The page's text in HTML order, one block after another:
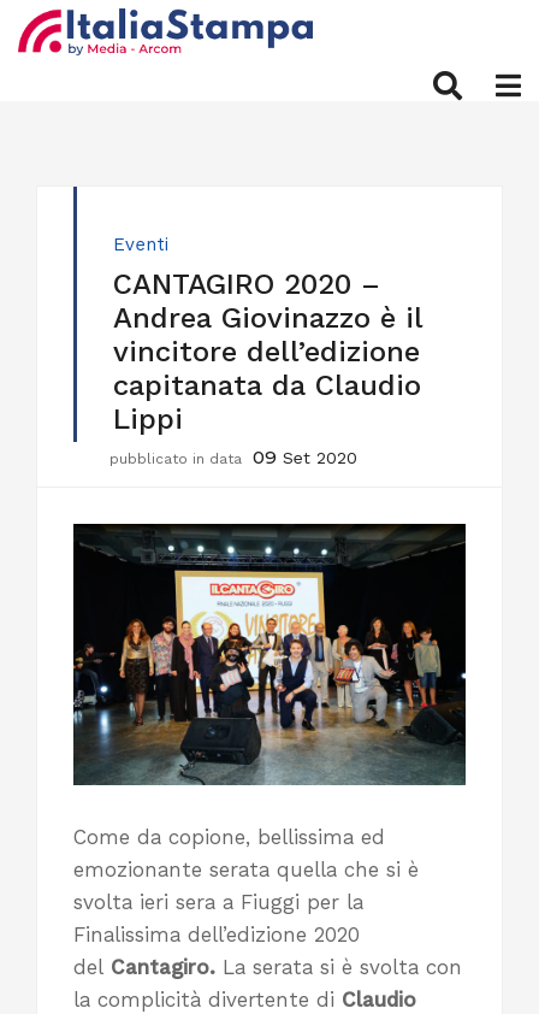
Eventi
CANTAGIRO 2020 –
Andrea Giovinazzo è il
vincitore dell’edizione
capitanata da Claudio
Lippi
pubblicato in data 09 Set 2020
Come da copione, bellissima ed
emozionante serata quella che si è
svolta ieri sera a Fiuggi per la
Finalissima dell’edizione 2020
del Cantagiro. La serata si è svolta con
la complicità divertente di Claudio